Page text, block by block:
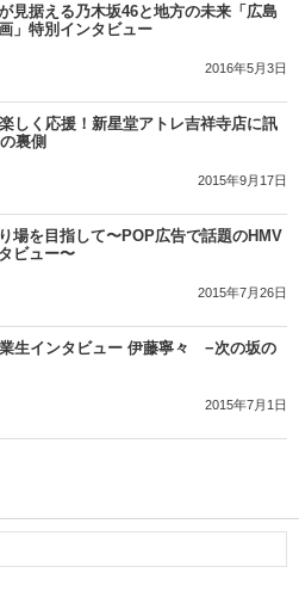
見据える乃木坂46と地方の未来「広島
」特別インタビュー
2016年5月3日
しく応援！新星堂アトレ吉祥寺店に訊
裏側
2015年9月17日
場を目指して〜POP広告で話題のHMV
ビュー〜
2015年7月26日
生インタビュー 伊藤寧々 −次の坂の
2015年7月1日